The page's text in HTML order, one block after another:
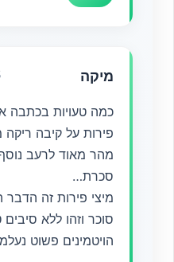
מיקה
כמה טעויות בכתבה
פירות על קיבה
מהר מאוד לרעב נוסף
סכרת…
מיצי פירות זה הדבר
סוכר וזהו ללא
הויטמינים פשוט